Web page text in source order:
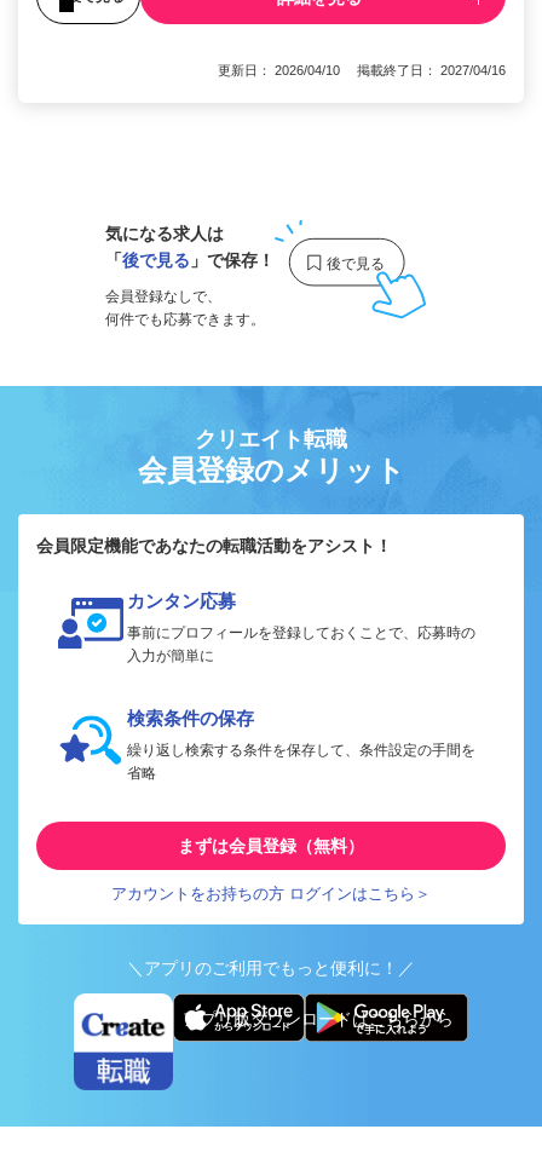
更新日： 2026/04/10 掲載終了日： 2027/04/16
気になる求人は
「後で見る 」で保存！
会員登録なしで、
何件でも応募できます。
クリエイト転職
会員登録のメリット
会員限定機能であなたの転職活動をアシスト！
カンタン応募
事前にプロフィールを登録しておくことで、応募時の
入力が簡単に
検索条件の保存
繰り返し検索する条件を保存して、条件設定の手間を
省略
まずは会員登録（無料）
アカウントをお持ちの方 ログインはこちら＞
＼アプリのご利用でもっと便利に！／
アプリ版ダウンロードはこちらから